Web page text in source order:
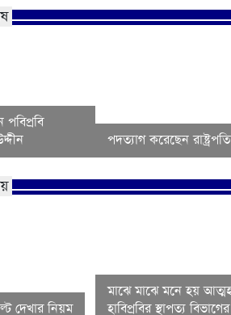
পবিপ্রবি
পদত্যাগ করেছেন
দেখার নিয়ম
মাঝে মাঝে মনে হয়
হাবিপ্রবির স্থাপত্য